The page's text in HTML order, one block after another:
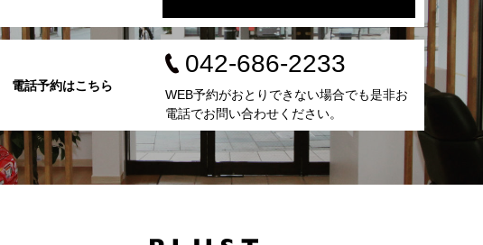
電話予約はこちら
042-686-2233
WEB予約がおとりできない場合でも是非お
電話でお問い合わせください。